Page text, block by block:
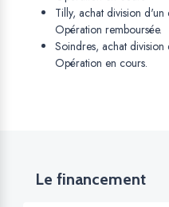
Tilly, achat division d'un
Opération remboursée.
Soindres, achat
Opération en cours.
Le financement